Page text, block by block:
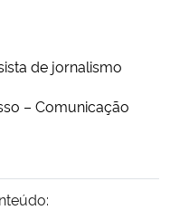
de jornalismo
– Comunicação